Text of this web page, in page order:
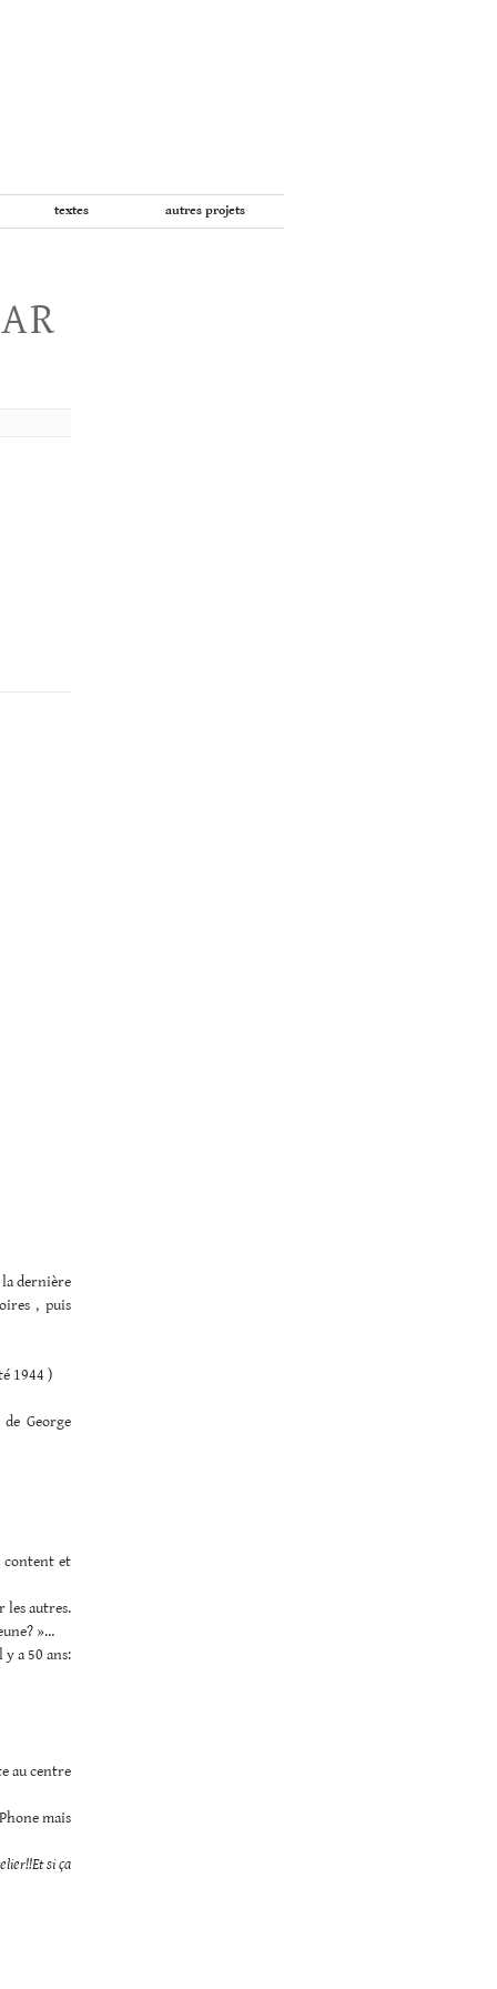
textes autres projets
la dernière
, puis
1944 )
George
content et
les autres.
»…
a 50 ans:
au centre
mais
si ça